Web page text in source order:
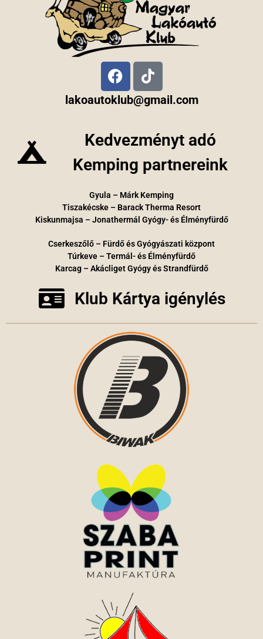
lakoautoklub@gmail.com
Kedvezményt adó
Kemping partnereink
Gyula – Márk Kemping
Tiszakécske – Barack Therma Resort
Kiskunmajsa – Jonathermál Gyógy- és Élményfürdő
Cserkeszőlő – Fürdő és Gyógyászati központ
Túrkeve – Termál- és Élményfürdő
Karcag – Akácliget Gyógy és Strandfürdő
Klub Kártya igénylés